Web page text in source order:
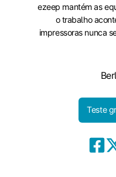
ezeep mantém as
o trabalho
impressoras nunca
Teste